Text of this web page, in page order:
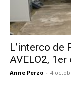
L’interco de
AVELO2, 1er
Anne Perzo - 4